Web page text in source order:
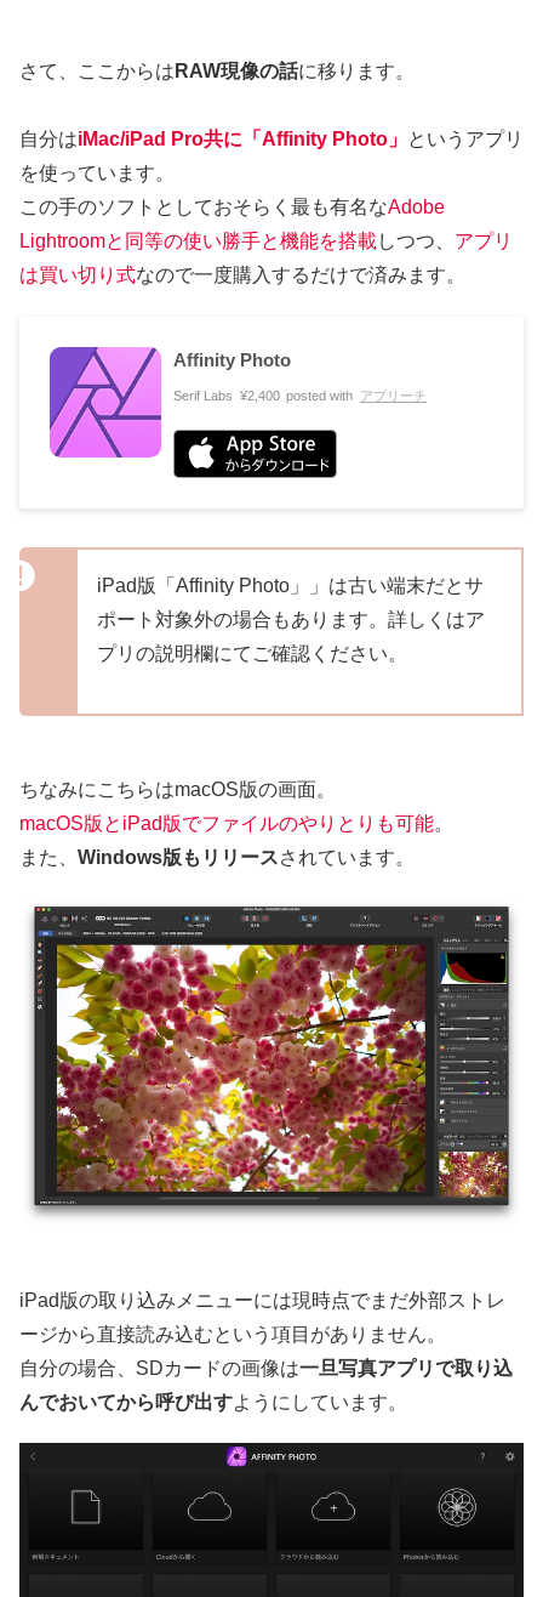
さて、ここからは RAW現像の話に移ります。
自分はiMac/iPad Pro共に「Affinity Photo」 というアプリ
を使っています。
この手のソフトとしておそらく最も有名なAdobe
Lightroomと同等の使い勝手と機能を搭載しつつ、 アプリ
は買い切り式なので一度購入するだけで済みます。
Affinity Photo
Serif Labs ¥2,400 posted with アプリーチ
iPad版「Affinity Photo」」は古い端末だとサ
ポート対象外の場合もあります。詳しくはア
プリの説明欄にてご確認ください。
ちなみにこちらはmacOS版の画面。
macOS版とiPad版でファイルのやりとりも可能。
また、 Windows版もリリースされています。
iPad版の取り込みメニューには現時点でまだ外部ストレ
ージから直接読み込むという項目がありません。
自分の場合、SDカードの画像は一旦写真アプリで取り込
んでおいてから呼び出すようにしています。